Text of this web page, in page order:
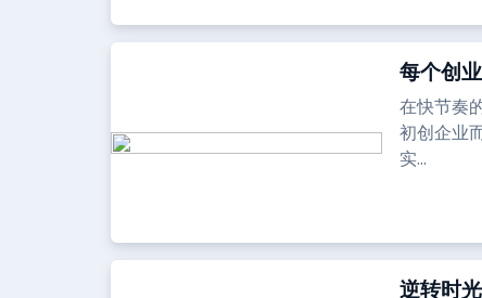
每个创
在快节奏
初创企业
实...
逆转时